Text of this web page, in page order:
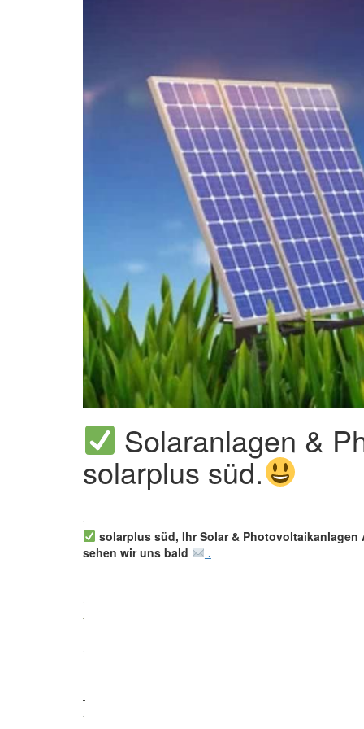
Solaranlagen &
solarplus süd.
solarplus süd, Ihr Solar & Photovoltaikanlagen
sehen wir uns bald
.